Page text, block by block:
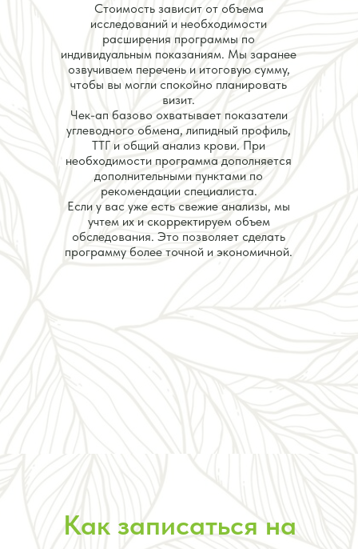
Стоимость зависит от объема
исследований и необходимости
расширения программы по
индивидуальным показаниям. Мы заранее
озвучиваем перечень и итоговую сумму,
чтобы вы могли спокойно планировать
визит.
Чек-ап базово охватывает показатели
углеводного обмена, липидный профиль,
ТТГ и общий анализ крови. При
необходимости программа дополняется
дополнительными пунктами по
рекомендации специалиста.
Если у вас уже есть свежие анализы, мы
учтем их и скорректируем объем
обследования. Это позволяет сделать
программу более точной и экономичной.
Как записаться на